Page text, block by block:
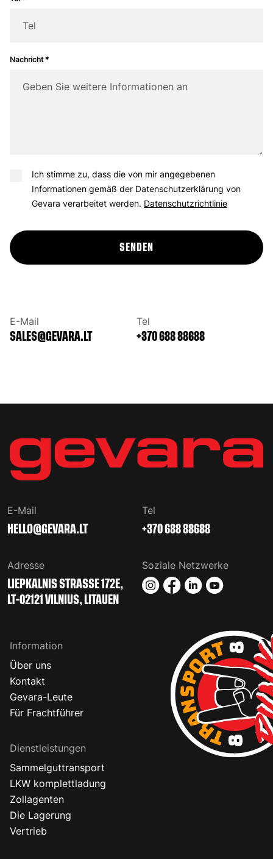
Nachricht *
Ich stimme zu, dass die von mir angegebenen
Informationen gemäß der Datenschutzerklärung von
Gevara verarbeitet werden. Datenschutzrichtlinie
SENDEN
E-Mail Tel
+370 688 88688
E-Mail Tel
+370 688 88688
Adresse
LIEPKALNIS STRASSE 172E,
LT-02121 VILNIUS, LITAUEN
Soziale Netzwerke
Information
Über uns
Kontakt
Gevara-Leute
Für Frachtführer
Dienstleistungen
Sammelguttransport
LKW komplettladung
Zollagenten
Die Lagerung
Vertrieb